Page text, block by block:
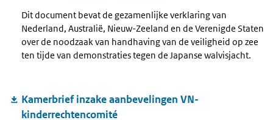
Dit document bevat de gezamenlijke verklaring van
Nederland, Australië, Nieuw-Zeeland en de Verenigde Staten
over de noodzaak van handhaving van de veiligheid op zee
ten tijde van demonstraties tegen de Japanse walvisjacht.
Kamerbrief inzake aanbevelingen VN-
kinderrechtencomité